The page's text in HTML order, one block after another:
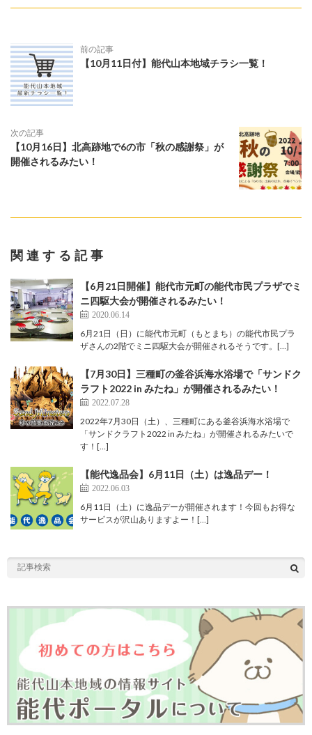
前の記事
【10月11日付】能代山本地域チラシ一覧！
次の記事
【10月16日】北高跡地で6の市「秋の感謝祭」が
開催されるみたい！
関連する記事
【6月21日開催】能代市元町の能代市民プラザでミ
ニ四駆大会が開催されるみたい！
2020.06.14
6月21日（日）に能代市元町（もとまち）の能代市民プラ
ザさんの2階でミニ四駆大会が開催されるそうです。[…]
【7月30日】三種町の釜谷浜海水浴場で「サンドク
ラフト2022 in みたね」が開催されるみたい！
2022.07.28
2022年7月30日（土）、三種町にある釜谷浜海水浴場で
「サンドクラフト2022 in みたね」が開催されるみたいで
す！[…]
【能代逸品会】6月11日（土）は逸品デー！
2022.06.03
6月11日（土）に逸品デーが開催されます！今回もお得な
サービスが沢山ありますよー！[…]